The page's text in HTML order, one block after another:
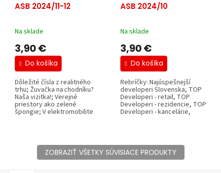
ASB 2024/11-12
Na sklade
3,90 €
Do košíka
Dôležité čísla z realitného
trhu; Žuvačka na chodníku?
Naša vizitka!; Verejné
priestory ako zelené
špongie; V elektromobilite
ASB 2024/10
Na sklade
3,90 €
Do košíka
Rebríčky: Najúspešnejší
developeri Slovenska, TOP
Developeri - retail, TOP
Developeri - rezidencie, TOP
Developeri - kancelárie,
ZOBRAZIŤ VŠETKY SÚVISIACE PRODUKTY